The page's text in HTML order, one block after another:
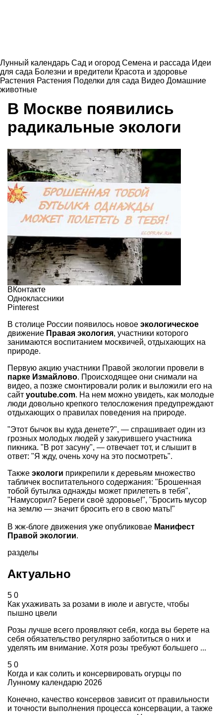
Лунный календарь Сад и огород Семена и рассада Идеи
для сада Болезни и вредители Красота и здоровье
Растения Растения Поделки для сада Видео Домашние
животные
В Москве появились
радикальные экологи
ВКонтакте
Одноклассники
Pinterest
В столице России появилось новое экологическое
движение Правая экология, участники которого
занимаются воспитанием москвичей, отдыхающих на
природе.
Первую акцию участники Правой экологии провели в
парке Измайлово. Происходящее они снимали на
видео, а позже смонтировали ролик и выложили его на
сайт youtube.com. На нем можно увидеть, как молодые
люди довольно крепкого телосложения предупреждают
отдыхающих о правилах поведения на природе.
"Этот бычок вы куда денете?", — спрашивает один из
грозных молодых людей у закурившего участника
пикника. "В рот засуну", — отвечает тот, и слышит в
ответ: "Я жду, очень хочу на это посмотреть".
Также экологи прикрепили к деревьям множество
табличек воспитательного содержания: "Брошенная
тобой бутылка однажды может прилететь в тебя",
"Намусорил? Береги своё здоровье!", "Бросить мусор
на землю — значит бросить его в свою мать!"
В жж-блоге движения уже опубликовае Манифест
Правой экологии.
разделы
Актуально
5 0
Как ухаживать за розами в июле и августе, чтобы
пышно цвели
Розы лучше всего проявляют себя, когда вы берете на
себя обязательство регулярно заботиться о них и
уделять им внимание. Хотя розы требуют большего ...
5 0
Когда и как солить и консервировать огурцы по
Лунному календарю 2026
Конечно, качество консервов зависит от правильности
и точности выполнения процесса консервации, а также